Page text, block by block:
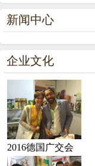
新闻中心
企业文化
2016德国广交会